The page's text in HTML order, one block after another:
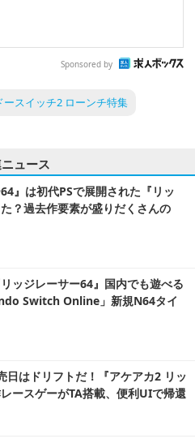
Sponsored by
ースイッチ2 ローンチ特集
ュース
』は初代PSで展開された『リッ
？過去作要素が盛りだくさんの
ッジレーサー64』国内でも遊べる
Switch Online」新規N64タイ
日はドリフトだ！『アケアカ2 リッ
ースゲーがTA搭載、便利UIで帰還